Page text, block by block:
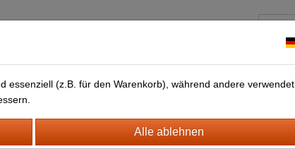
ANFAHRTSWEG-GOOGLE MAP
essenziell (z.B. für den Warenkorb), während andere verwendet